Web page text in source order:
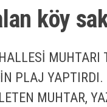
köy
PLAJ
MUHTAR,